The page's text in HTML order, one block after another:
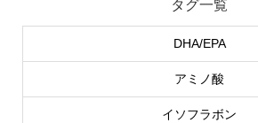
タグ一覧
DHA/EPA
アミノ酸
イソフラボン